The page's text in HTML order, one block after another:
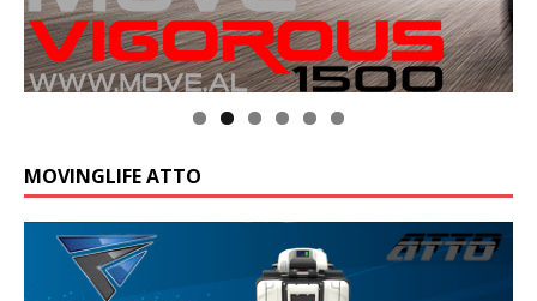
MOVINGLIFE ATTO